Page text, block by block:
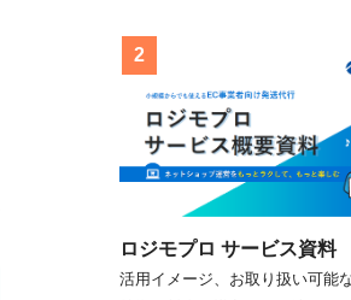
ロジモプロ サービス資料
活用イメージ、お取り扱い可能な